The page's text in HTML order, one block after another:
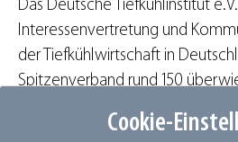
Cookie-
Das Deutsche Tiefkühlinstitut
Interessenvertretung und
der Tiefkühlwirtschaft in
Spitzenverband rund 150
Tiefkühlkette, von Industrie über